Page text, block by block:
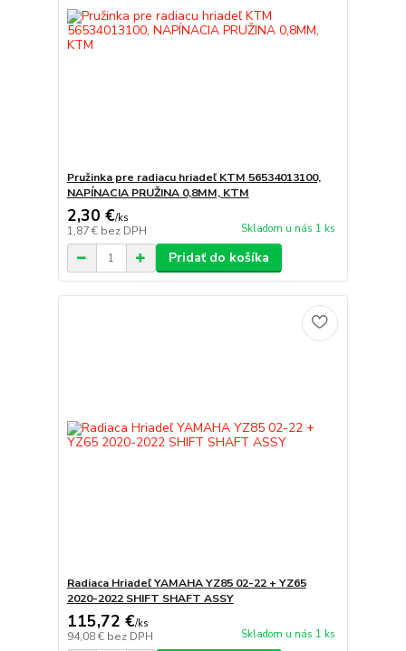
Pružinka pre radiacu hriadeľ KTM 56534013100,
NAPÍNACIA PRUŽINA 0,8MM, KTM
2,30 €/ks
1,87 € bez DPH Skladom u nás 1 ks
Pridať do košíka
Radiaca Hriadeľ YAMAHA YZ85 02-22 + YZ65
2020-2022 SHIFT SHAFT ASSY
115,72 €/ks
94,08 € bez DPH Skladom u nás 1 ks